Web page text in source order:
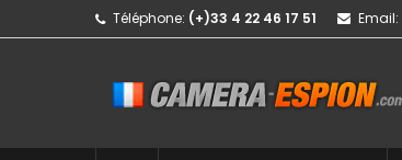
Téléphone: (+)33 4 22 46 17 51 Email: